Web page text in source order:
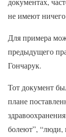
не имеют
Для примера
предыдущего
Гончарук.
Тот документ
плане
болеют”, “люди,